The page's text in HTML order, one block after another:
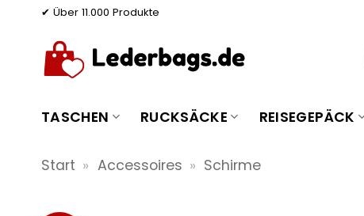
springen
✔ Über 11.000 Produkte
TASCHEN RUCKSÄCKE REISEGEPÄCK
Start » Accessoires » Schirme